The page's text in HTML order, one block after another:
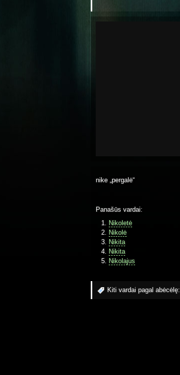
nike „pergalė“
Panašūs vardai:
Nikoletė
Nikolė
Nikita
Nikita
Nikolajus
Kiti vardai pagal abėcėlę: